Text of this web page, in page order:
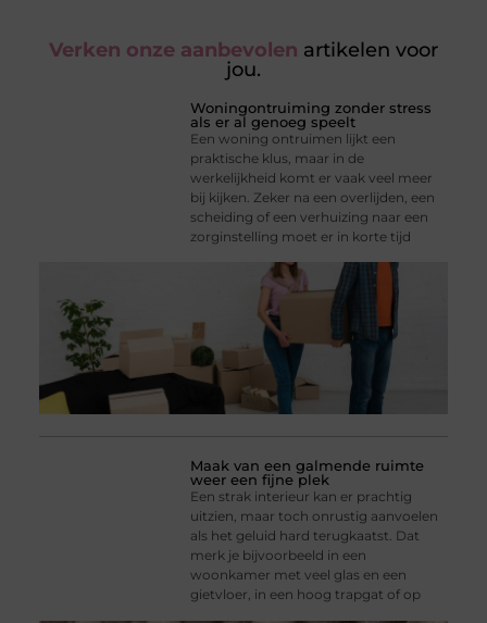
Verken onze aanbevolen artikelen voor
jou.
Woningontruiming zonder stress
als er al genoeg speelt
Een woning ontruimen lijkt een
praktische klus, maar in de
werkelijkheid komt er vaak veel meer
bij kijken. Zeker na een overlijden, een
scheiding of een verhuizing naar een
zorginstelling moet er in korte tijd
Maak van een galmende ruimte
weer een fijne plek
Een strak interieur kan er prachtig
uitzien, maar toch onrustig aanvoelen
als het geluid hard terugkaatst. Dat
merk je bijvoorbeeld in een
woonkamer met veel glas en een
gietvloer, in een hoog trapgat of op